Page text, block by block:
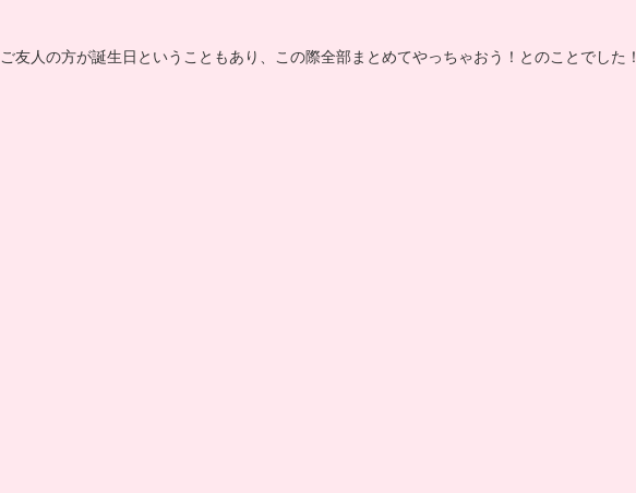
ご友人の方が誕生日ということもあり、この際全部まとめてやっちゃおう！とのことでした！